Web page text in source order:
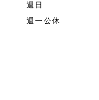
週日
週一公休